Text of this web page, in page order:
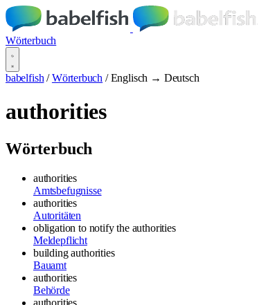
Wörterbuch
babelfish / Wörterbuch / Englisch → Deutsch
authorities
Wörterbuch
authorities
Amtsbefugnisse
authorities
Autoritäten
obligation to notify the authorities
Meldepflicht
building authorities
Bauamt
authorities
Behörde
authorities